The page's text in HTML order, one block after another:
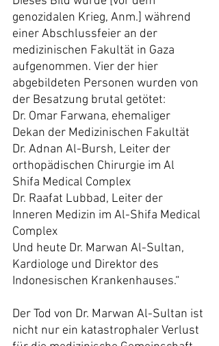
genozidalen Krieg, Anm.] während
einer Abschlussfeier an der
medizinischen Fakultät in Gaza
aufgenommen. Vier der hier
abgebildeten Personen wurden von
der Besatzung brutal getötet:
Dr. Omar Farwana, ehemaliger
Dekan der Medizinischen Fakultät
Dr. Adnan Al-Bursh, Leiter der
orthopädischen Chirurgie im Al
Shifa Medical Complex
Dr. Raafat Lubbad, Leiter der
Inneren Medizin im Al-Shifa Medical
Complex
Und heute Dr. Marwan Al-Sultan,
Kardiologe und Direktor des
Indonesischen Krankenhauses.“
Der Tod von Dr. Marwan Al-Sultan ist
nicht nur ein katastrophaler Verlust